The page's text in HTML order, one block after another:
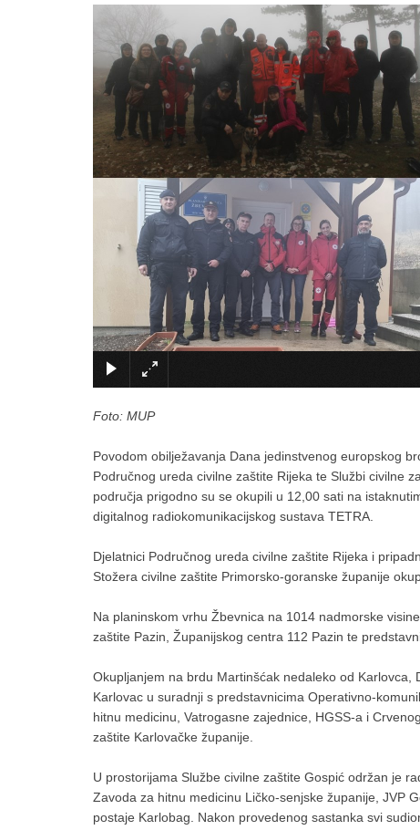
Foto: MUP
Povodom obilježavanja Dana jedinstvenog europskog
Područnog ureda civilne zaštite Rijeka te Službi civilne
područja prigodno su se okupili u 12,00 sati na
digitalnog radiokomunikacijskog sustava TETRA.
Djelatnici Područnog ureda civilne zaštite Rijeka i
Stožera civilne zaštite Primorsko-goranske županije
Na planinskom vrhu Žbevnica na 1014 nadmorske
zaštite Pazin, Županijskog centra 112 Pazin te
Okupljanjem na brdu Martinšćak nedaleko od
Karlovac u suradnji s predstavnicima Operativno-
hitnu medicinu, Vatrogasne zajednice, HGSS-a i
zaštite Karlovačke županije.
U prostorijama Službe civilne zaštite Gospić održan je
Zavoda za hitnu medicinu Ličko-senjske županije, JVP
postaje Karlobag. Nakon provedenog sastanka svi